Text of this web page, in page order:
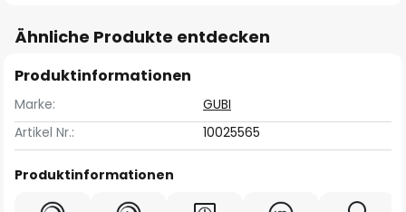
Ähnliche Produkte entdecken
Produktinformationen
Marke:
GUBI
Artikel Nr.:
10025565
Produktinformationen